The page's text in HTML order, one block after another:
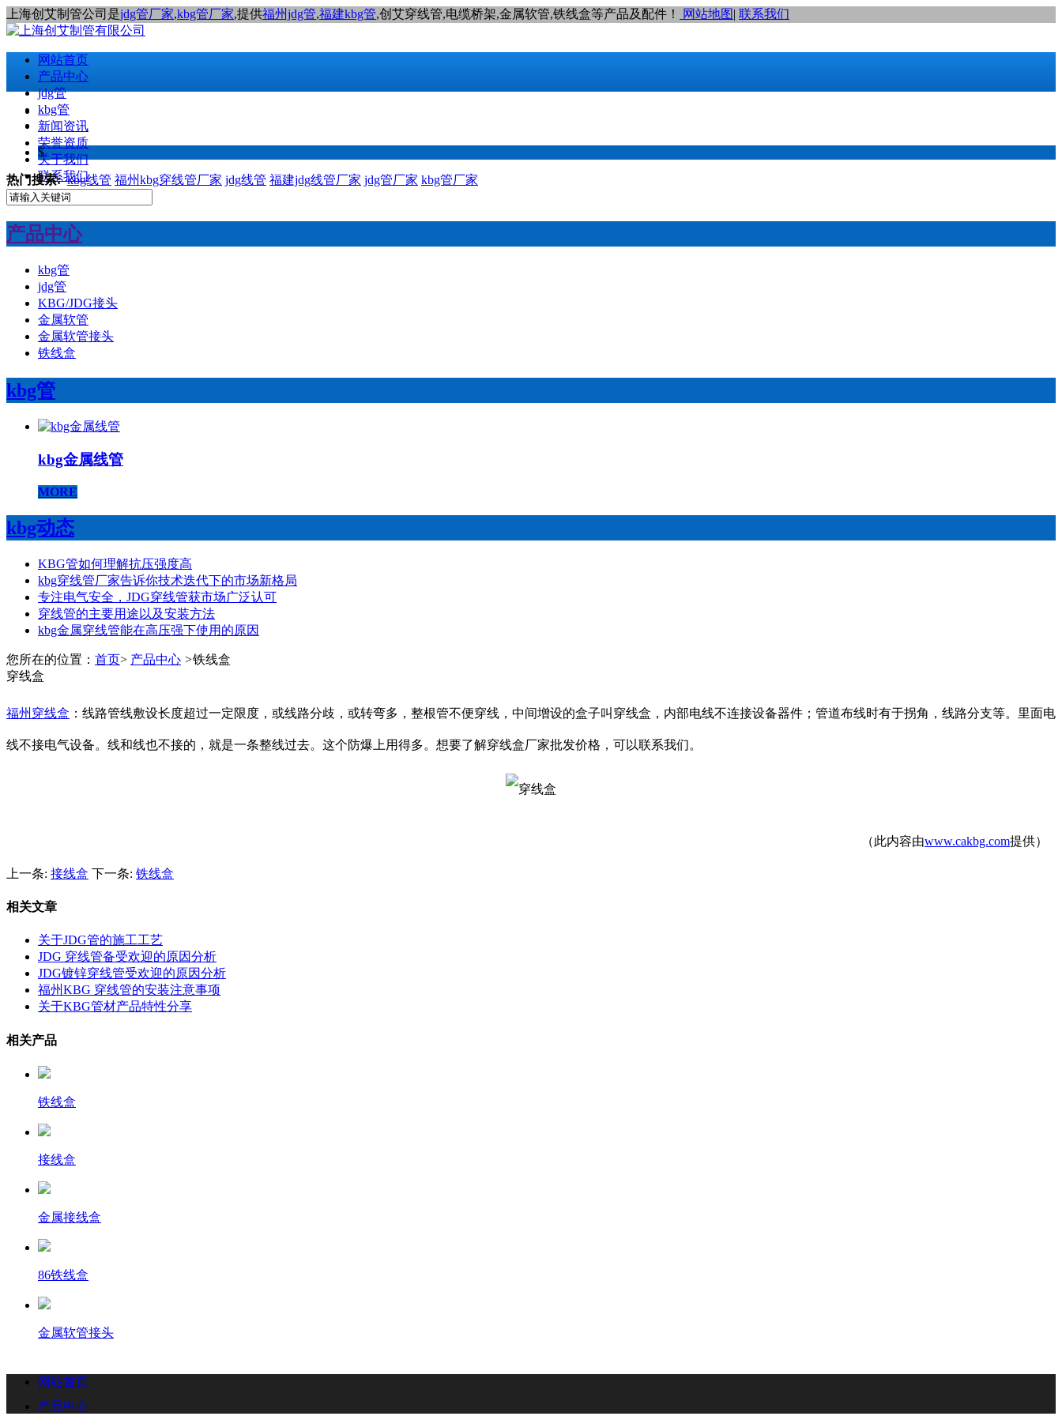
上海创艾制管公司是jdg管厂家,kbg管厂家,提供福州jdg管,福建kbg管,创艾穿线管,电缆桥架,金属软管,铁线盒等产品及配件！ 网站地图 | 联系我们
网站首页
产品中心
jdg管
kbg管
新闻资讯
荣誉资质
关于我们
联系我们
$
热门搜索: kbg线管 福州kbg穿线管厂家 jdg线管 福建jdg线管厂家 jdg管厂家 kbg管厂家
产品中心
kbg管
jdg管
KBG/JDG接头
金属软管
金属软管接头
铁线盒
kbg管
kbg金属线管
MORE
kbg动态
KBG管如何理解抗压强度高
kbg穿线管厂家告诉你技术迭代下的市场新格局
专注电气安全，JDG穿线管获市场广泛认可
穿线管的主要用途以及安装方法
kbg金属穿线管能在高压强下使用的原因
您所在的位置： 首页> 产品中心 >铁线盒
穿线盒
福州穿线盒 ：线路管线敷设长度超过一定限度，或线路分歧，或转弯多，整根管不便穿线，中间增设的盒子叫穿线盒，内部电线不连接设备器件；管道布线时有于拐角，线路分支等。里面电
线不接电气设备。线和线也不接的，就是一条整线过去。这个防爆上用得多。想要了解穿线盒厂家批发价格，可以联系我们。
（此内容由www.cakbg.com提供）
上一条: 接线盒 下一条: 铁线盒
相关文章
关于JDG管的施工工艺
JDG 穿线管备受欢迎的原因分析
JDG镀锌穿线管受欢迎的原因分析
福州KBG 穿线管的安装注意事项
关于KBG管材产品特性分享
相关产品
铁线盒
接线盒
金属接线盒
86铁线盒
金属软管接头
网站首页
产品中心